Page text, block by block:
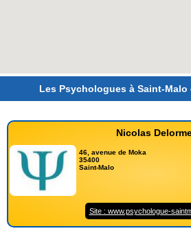
Les Psychologues à Saint-
Nicolas
46, avenue de Moka
35400
Saint-Malo
Site : www.psychologue-